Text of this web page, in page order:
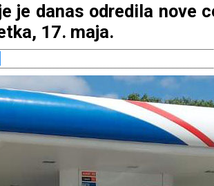
je danas odredila nove
17. maja.